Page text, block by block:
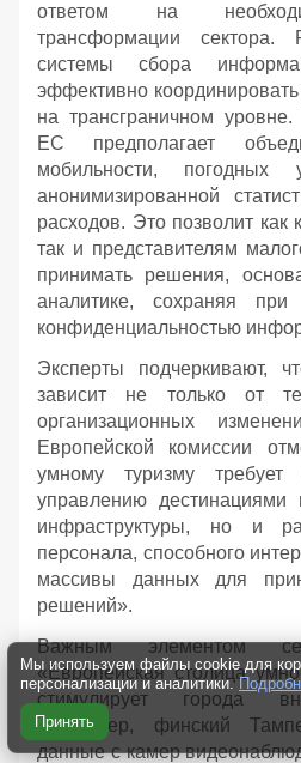
ответом на
трансформации сектора.
системы сбора
эффективно координировать
на трансграничном
ЕС предполагает
мобильности,
анонимизированной
расходов. Это позволит
так и представителям
принимать решения,
аналитике, сохраняя
конфиденциальностью
Эксперты подчеркивают,
зависит не только от
организационных
Европейской комиссии
умному туризму
управлению дестинациями
инфраструктуры, но и
персонала, способного
массивы данных для
решений».
Важным элементом
«Европейская столица
стимулирует города
Например, финский
данные с камер
Мы используем файлы cookie для
персонализации и аналитики.
Принять